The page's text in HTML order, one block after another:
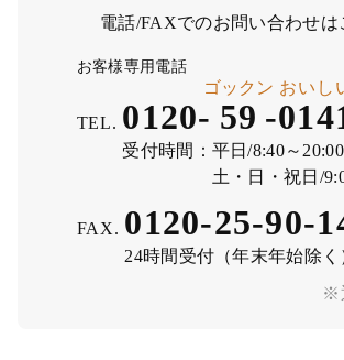
電話/FAXでのお問い合わせは
※
お客様専用電話
TEL. 0120- 59
ゴックン
-
おいし
受付時間： 平日/8:40～20:00
土・日・祝日/
FAX. 0120-25-90-
24時間受付（年末年始除く